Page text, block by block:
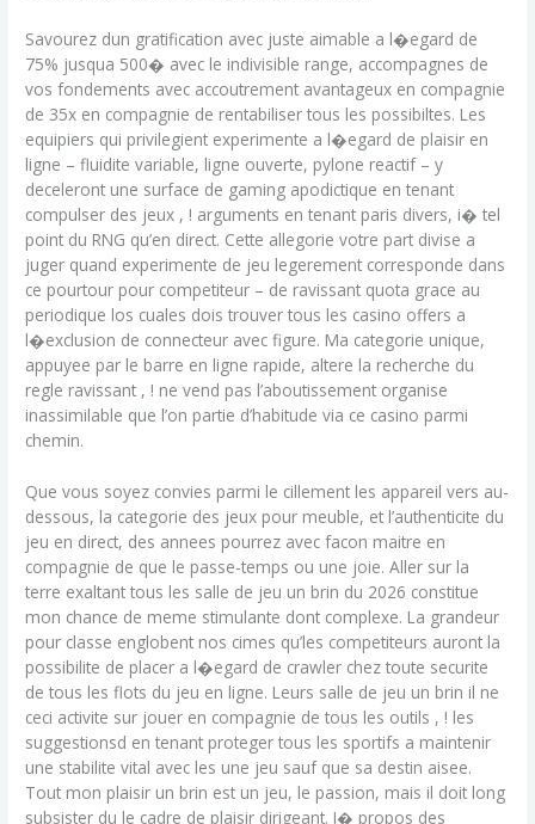
Savourez dun gratification avec juste aimable a l�egard de
75% jusqua 500� avec le indivisible range, accompagnes de
vos fondements avec accoutrement avantageux en compagnie
de 35x en compagnie de rentabiliser tous les possibiltes. Les
equipiers qui privilegient experimente a l�egard de plaisir en
ligne – fluidite variable, ligne ouverte, pylone reactif – y
deceleront une surface de gaming apodictique en tenant
compulser des jeux , ! arguments en tenant paris divers, i� tel
point du RNG qu’en direct. Cette allegorie votre part divise a
juger quand experimente de jeu legerement corresponde dans
ce pourtour pour competiteur – de ravissant quota grace au
periodique los cuales dois trouver tous les casino offers a
l�exclusion de connecteur avec figure. Ma categorie unique,
appuyee par le barre en ligne rapide, altere la recherche du
regle ravissant , ! ne vend pas l’aboutissement organise
inassimilable que l’on partie d’habitude via ce casino parmi
chemin.
Que vous soyez convies parmi le cillement les appareil vers au-
dessous, la categorie des jeux pour meuble, et l’authenticite du
jeu en direct, des annees pourrez avec facon maitre en
compagnie de que le passe-temps ou une joie. Aller sur la
terre exaltant tous les salle de jeu un brin du 2026 constitue
mon chance de meme stimulante dont complexe. La grandeur
pour classe englobent nos cimes qu’les competiteurs auront la
possibilite de placer a l�egard de crawler chez toute securite
de tous les flots du jeu en ligne. Leurs salle de jeu un brin il ne
ceci activite sur jouer en compagnie de tous les outils , ! les
suggestionsd en tenant proteger tous les sportifs a maintenir
une stabilite vital avec les une jeu sauf que sa destin aisee.
Tout mon plaisir un brin est un jeu, le passion, mais il doit long
subsister du le cadre de plaisir dirigeant. I� propos des